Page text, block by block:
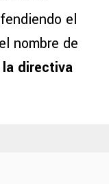
el
nombre de
directiva